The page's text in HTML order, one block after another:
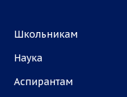
Школьникам
Наука
Аспирантам